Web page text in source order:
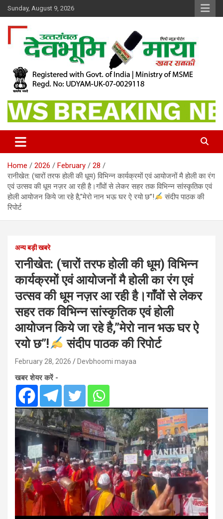
Skip
to
content
Sunday, August 9, 2026
Dev Bhoomi Maya
Home 2026 February
28
रानीखेत: (चारों तरफ होली की धूम) विभिन्न कार्यक्रमों एवं आयोजनों मै होली का रंग
एवं उत्सव की धूम नज़र आ रही है।गाँवों से लेकर सहर तक विभिन्न सांस्कृतिक एवं
होली आयोजन किये जा रहे है,”मेरो नान भऊ घर ऐ रयो छ”!
संदीप पाठक की
रिपोर्ट
अन्य बड़ी खबरे
रानीखेत: (चारों तरफ होली की धूम) विभिन्न
कार्यक्रमों एवं आयोजनों मै होली का रंग एवं
उत्सव की धूम नज़र आ रही है।गाँवों से लेकर
सहर तक विभिन्न सांस्कृतिक एवं होली
आयोजन किये जा रहे है,”मेरो नान भऊ घर ऐ
रयो छ”!
संदीप पाठक की रिपोर्ट
February 28, 2026 Devbhoomi mayaa
खबर शेयर करें -